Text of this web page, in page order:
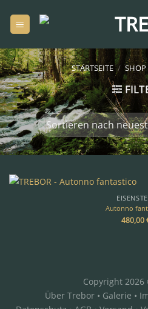
Inhalt
springen
STARTSEITE / SHOP
Autonno
480,00
Copyright 2026
Über Trebor• Galerie •